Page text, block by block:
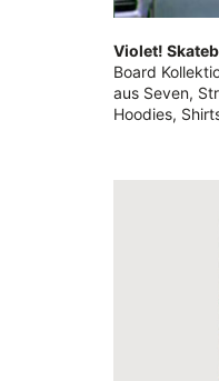
Violet!
Board
aus Seven,
Hoodies,